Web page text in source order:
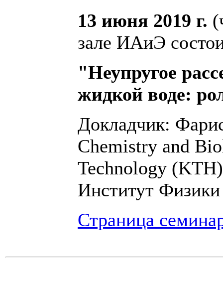
13 июня 2019 г.
зале ИАиЭ
"Неупругое
жидкой воде:
Докладчик:
Chemistry and
Technology
Институт
Страница